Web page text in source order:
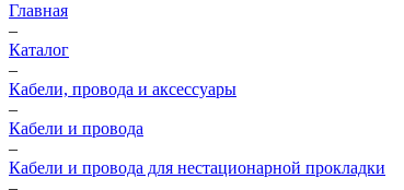
Главная
–
Каталог
–
Кабели, провода и аксессуары
–
Кабели и провода
–
Кабели и провода для нестационарной прокладки